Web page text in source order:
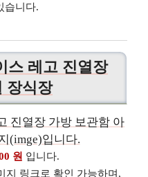
습니다.
스 레고 진열장
장식장
원 입니다.
지 링크로 확인 가능하며,